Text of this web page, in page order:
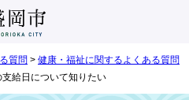
質問 > 健康・福祉に関するよくある質問
給日について知りたい